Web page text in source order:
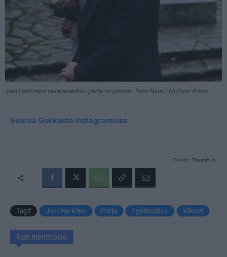
Joel Harkimon tavaramerkki-parta on poissa. Tomi Natri / All Over Press
Seuraa Gekkosta Instagramissa
Teksti: Toimitus
Tagit Joel Harkimo Parta Tyylimuutos Viikset
Kommenttiosio